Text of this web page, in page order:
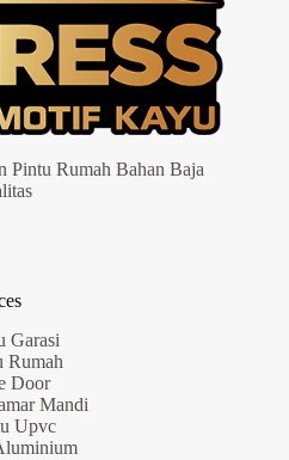
Pintu Rumah Bahan Baja
Garasi
Rumah
Door
Mandi
Upvc